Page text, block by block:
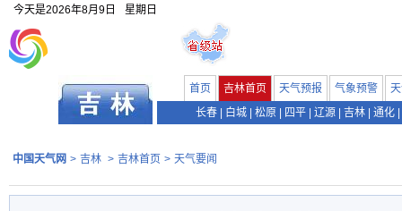
今天是2026年8月9日 星期日
首页 吉林首页 天气预报 气象预警
长春
白城 松原 四平 辽源 吉林 通化
中国天气网 > 吉林 > 吉林首页 > 天气要闻